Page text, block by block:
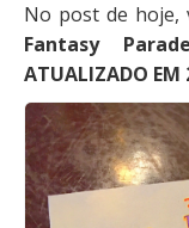
No post de hoje,
Fantasy
ATUALIZADO